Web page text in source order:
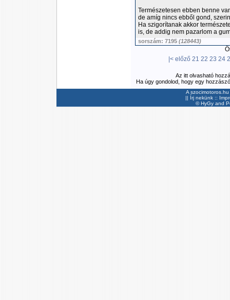
Természetesen ebben benne
de amíg nincs ebből gond,
Ha szigorítanak akkor
is, de addig nem pazarlom a
sorszám: 7195 (128443)
|< előző 21 22 23 24
Az itt olvasható
Ha úgy gondolod, hogy egy
A
|| Írj nekünk ::
©HyGyand